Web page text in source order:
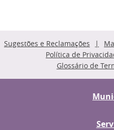
Sugestões e Reclamações
Política de
Glossário de